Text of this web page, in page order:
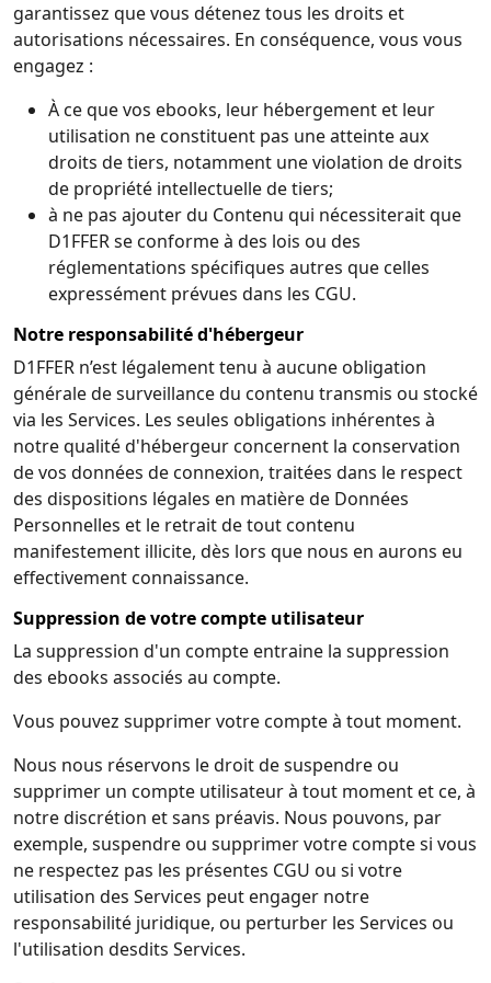
garantissez que vous détenez tous les droits et
autorisations nécessaires. En conséquence, vous vous
engagez :
À ce que vos ebooks, leur hébergement et leur
utilisation ne constituent pas une atteinte aux
droits de tiers, notamment une violation de droits
de propriété intellectuelle de tiers;
à ne pas ajouter du Contenu qui nécessiterait que
D1FFER se conforme à des lois ou des
réglementations spécifiques autres que celles
expressément prévues dans les CGU.
Notre responsabilité d'hébergeur
D1FFER n’est légalement tenu à aucune obligation
générale de surveillance du contenu transmis ou stocké
via les Services. Les seules obligations inhérentes à
notre qualité d'hébergeur concernent la conservation
de vos données de connexion, traitées dans le respect
des dispositions légales en matière de Données
Personnelles et le retrait de tout contenu
manifestement illicite, dès lors que nous en aurons eu
effectivement connaissance.
Suppression de votre compte utilisateur
La suppression d'un compte entraine la suppression
des ebooks associés au compte.
Vous pouvez supprimer votre compte à tout moment.
Nous nous réservons le droit de suspendre ou
supprimer un compte utilisateur à tout moment et ce, à
notre discrétion et sans préavis. Nous pouvons, par
exemple, suspendre ou supprimer votre compte si vous
ne respectez pas les présentes CGU ou si votre
utilisation des Services peut engager notre
responsabilité juridique, ou perturber les Services ou
l'utilisation desdits Services.